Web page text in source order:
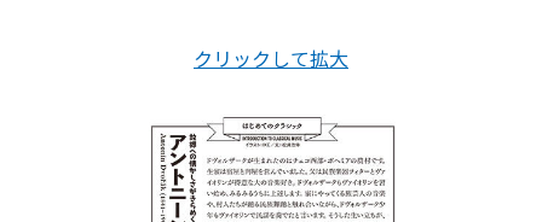
クリックして拡大